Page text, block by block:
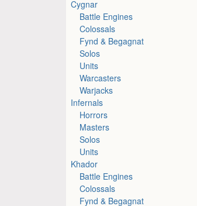
Cygnar
Battle Engines
Colossals
Fynd & Begagnat
Solos
Units
Warcasters
Warjacks
Infernals
Horrors
Masters
Solos
Units
Khador
Battle Engines
Colossals
Fynd & Begagnat